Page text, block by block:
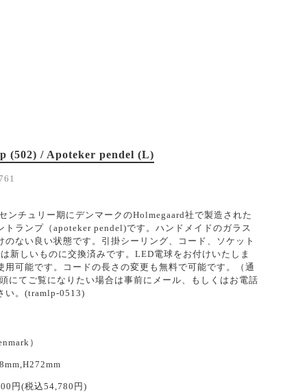
(502) / Apoteker pendel (L)
ンチュリー期にデンマークのHolmegaard社で製造された
トランプ（apoteker pendel)です。ハンドメイドのガラス
のない良い状態です。引掛シーリング、コード、ソケット
新しいものに交換済みです。LED電球をお付けいたしま
用可能です。コードの長さの変更も無料で可能です。（通
にてご覧になりたい場合は事前にメール、もしくはお電話
い。(tramlp-0513)
）
円(税込54,780円)